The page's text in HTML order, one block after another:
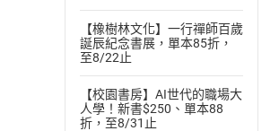
【橡樹林文化】一行禪師百歲
誕辰紀念書展，單本85折，
至8/22止
【校園書房】AI世代的職場大
人學！新書$250、單本88
折，至8/31止